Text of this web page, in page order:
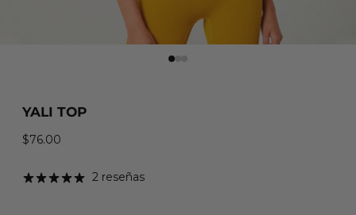
YALI TOP
Precio habitual
$76.00
2 reseñas